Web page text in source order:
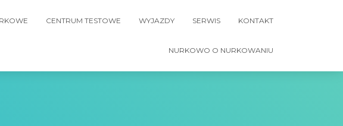
CENTRUM TESTOWE WYJAZDY SERWIS KONTAKT
NURKOWO O NURKOWANIU